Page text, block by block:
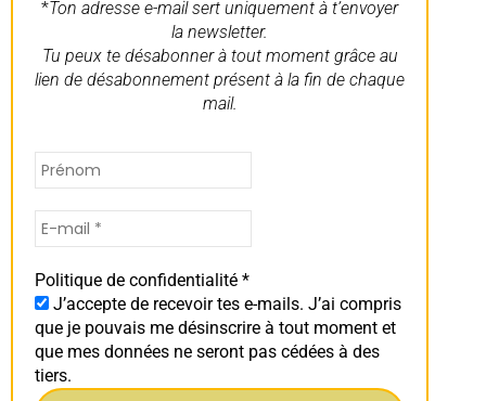
*Ton adresse e-mail sert uniquement à t’envoyer
la newsletter.
Tu peux te désabonner à tout moment grâce au
lien de désabonnement présent à la fin de chaque
mail.
Politique de confidentialité *
J’accepte de recevoir tes e-mails. J’ai compris
que je pouvais me désinscrire à tout moment et
que mes données ne seront pas cédées à des
tiers.